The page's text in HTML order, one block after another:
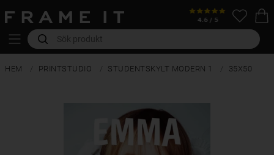
HEM PRINTSTUDIO STUDENTSKYLT MODERN 1 35X50